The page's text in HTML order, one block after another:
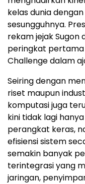
kelas dunia
sesungguhnya.
rekam jejak Sugon
peringkat
Challenge dalam
Seiring dengan
riset maupun
komputasi juga
kini tidak lagi
perangkat keras,
efisiensi sistem
semakin banyak
terintegrasi yang
jaringan,